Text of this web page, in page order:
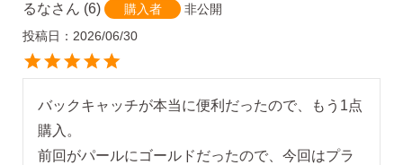
るな 6 購入者
非公開
投稿日
2026/06/30
バックキャッチが本当に便利だったので、もう1点
購入。
前回がパールにゴールドだったので、今回はプラ